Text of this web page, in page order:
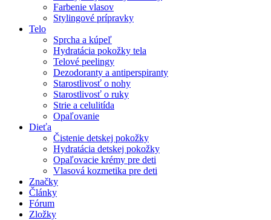
Farbenie vlasov
Stylingové prípravky
Telo
Sprcha a kúpeľ
Hydratácia pokožky tela
Telové peelingy
Dezodoranty a antiperspiranty
Starostlivosť o nohy
Starostlivosť o ruky
Strie a celulitída
Opaľovanie
Dieťa
Čistenie detskej pokožky
Hydratácia detskej pokožky
Opaľovacie krémy pre deti
Vlasová kozmetika pre deti
Značky
Články
Fórum
Zložky